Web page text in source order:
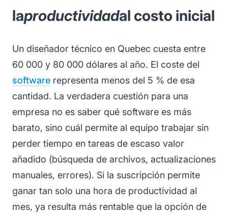
laproductividadal costo inicial
Un diseñador técnico en Quebec cuesta entre
60 000 y 80 000 dólares al año. El coste del
software representa menos del 5 % de esa
cantidad. La verdadera cuestión para una
empresa no es saber qué software es más
barato, sino cuál permite al equipo trabajar sin
perder tiempo en tareas de escaso valor
añadido (búsqueda de archivos, actualizaciones
manuales, errores). Si la suscripción permite
ganar tan solo una hora de productividad al
mes, ya resulta más rentable que la opción de